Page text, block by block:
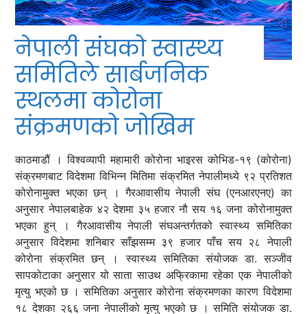
नेपाली संघको स्वास्थ्य
समितिले सार्बजनिक
स्थलमा कोरोना
संक्रमणको जोखिम
काठमाडौं । विश्वव्यापी महामारी कोरोना भाइरस कोभिड-१९ (कोरोना)
संक्रमणबाट विदेशमा विभिन्‍न मितिमा संक्रमित नेपालीमध्ये ९२ प्रतिशत
कोरोनामुक्त भएका छन् । गैरआवासीय नेपाली संघ (एनआरएनए) का
अनुसार नेपालबाहेक ४२ देशमा ३५ हजार नौ सय १६ जना कोरोनामुक्त
भएका हुन् । गैरआवासीय नेपाली संघअन्तर्गतको स्वास्थ्य समितिका
अनुसार विदेशमा शनिबार साँझसम्म ३९ हजार पाँच सय २८ नेपाली
कोरोना संक्रमित छन् । स्वास्थ्य समितिका संयोजक डा. सञ्‍जीव
सापकोटाका अनुसार यो साता साउथ अफ्रिकामा रहेका एक नेपालीको
मृत्यु भएको छ । समितिका अनुसार कोरोना संक्रमणका कारण विदेशमा
१८ देशका २६६ जना नेपालीको मृत्यु भएको छ । समिति संयोजक डा.